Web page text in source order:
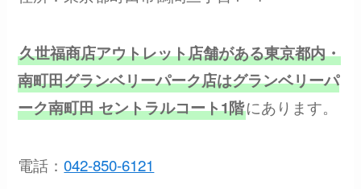
久世福商店アウトレット店舗がある東京都内・
南町田グランベリーパーク店はグランベリーパ
ーク南町田 セントラルコート1階にあります。
電話：042-850-6121